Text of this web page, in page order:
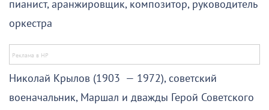
пианист, аранжировщик, композитор, руководитель
оркестра
Николай Крылов (1903 — 1972), советский
военачальник, Маршал и дважды Герой Советского